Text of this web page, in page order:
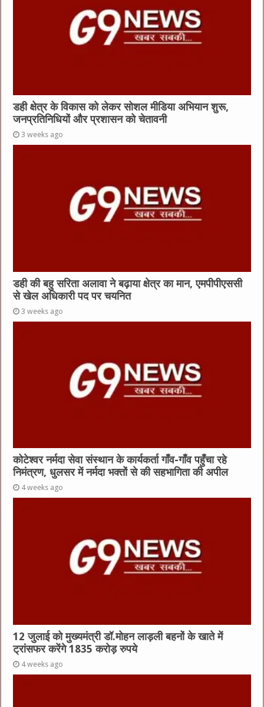
डही क्षेत्र के विकास को लेकर सोशल मीडिया अभियान शुरू,
जनप्रतिनिधियों और प्रशासन को चेतावनी
3 weeks ago
डही की बहु सरिता अलावा ने बढ़ाया क्षेत्र का मान, एमपीपीएससी
से खेल अधिकारी पद पर चयनित
3 weeks ago
कोटेश्वर नर्मदा सेवा संस्थान के कार्यकर्ता गाँव-गाँव पहुँचा रहे
निमंत्रण, धुलसर में नर्मदा भक्तों से की सहभागिता की अपील
4 weeks ago
12 जुलाई को मुख्यमंत्री डॉ.मोहन लाड़ली बहनों के खाते में
ट्रांसफर करेंगे 1835 करोड़ रुपये
4 weeks ago